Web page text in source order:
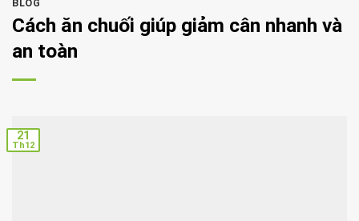
BLOG
Cách ăn chuối giúp giảm cân nhanh và
an toàn
21
Th12